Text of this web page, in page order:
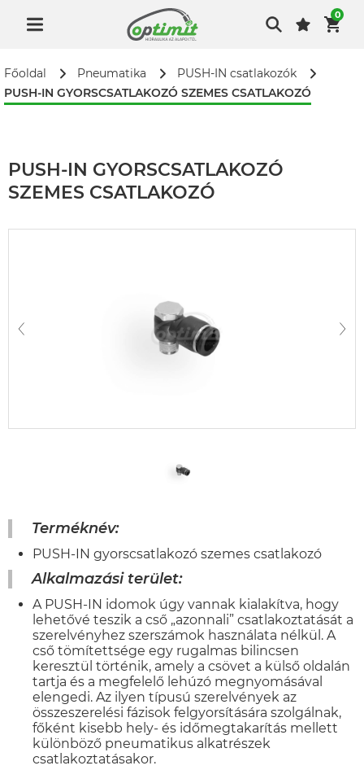
0
Főoldal Pneumatika
PUSH-IN csatlakozók
PUSH-IN GYORSCSATLAKOZÓ SZEMES CSATLAKOZÓ
PUSH-IN GYORSCSATLAKOZÓ
SZEMES CSATLAKOZÓ
Terméknév:
PUSH-IN gyorscsatlakozó szemes csatlakozó
Alkalmazási terület:
A PUSH-IN idomok úgy vannak kialakítva, hogy
lehetővé teszik a cső „azonnali” csatlakoztatását a
szerelvényhez szerszámok használata nélkül. A
cső tömítettsége egy rugalmas bilincsen
keresztül történik, amely a csövet a külső oldalán
tartja és a megfelelő lehúzó megnyomásával
elengedi. Az ilyen típusú szerelvények az
összeszerelési fázisok felgyorsítására szolgálnak,
főként kisebb hely- és időmegtakarítás mellett
különböző pneumatikus alkatrészek
csatlakoztatásakor.